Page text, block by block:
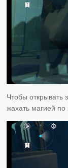
Чтобы открывать
жахать магией